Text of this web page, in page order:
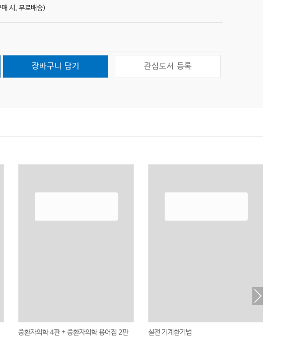
시, 무료배송)
장바구니 담기 관심도서 등록
중환자의학 4판 + 중환자의학 용어집 2판 실전 기계환기법